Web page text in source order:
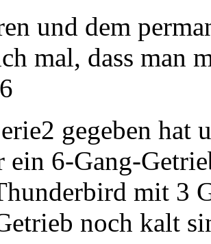
und dem
mal, dass man
gegeben hat
ein 6-Gang-
mit 3
noch kalt